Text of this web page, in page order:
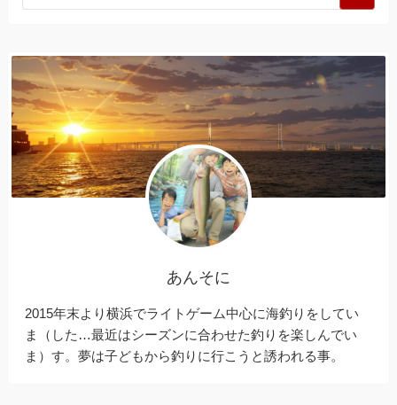
あんそに
2015年末より横浜でライトゲーム中心に海釣りをしてい
ま（した…最近はシーズンに合わせた釣りを楽しんでい
ま）す。夢は子どもから釣りに行こうと誘われる事。